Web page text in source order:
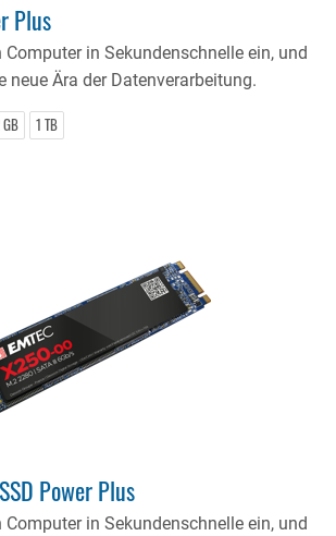
Plus
Computer in Sekundenschnelle ein, und
neue Ära der Datenverarbeitung.
1 TB
Power Plus
Computer in Sekundenschnelle ein, und